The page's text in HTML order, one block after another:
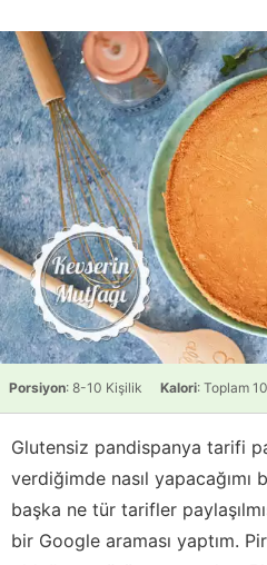
Porsiyon: 8-10 Kişilik Kalori: Toplam
Glutensiz pandispanya tarifi
verdiğimde nasıl
başka ne tür tarifler
bir Google araması yaptım.